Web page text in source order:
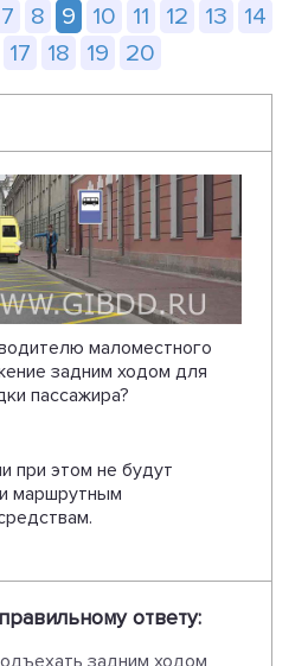
7 8 9 10 11 12 13
14
17 18 19 20
маломестного
задним ходом для
пассажира?
при этом не будут
маршрутным
ответу:
задним ходом